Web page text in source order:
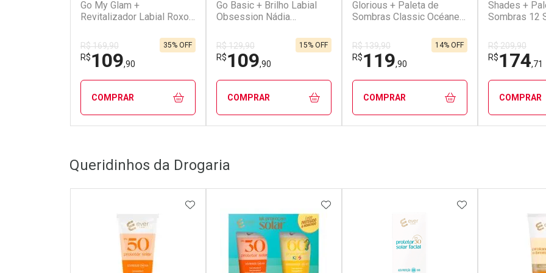
Go My Glam +
Revitalizador Labial Roxo
Océane (2 Produtos)
R$ 169,90
R$109,90
35% OFF
COMPRAR
Laboratório
Por Menos
Go Basic + Brilho Labial
Obsession Nádia
Produtos)
R$ 129,90
R$109,90
15% OFF
COMPRAR
Laboratório
Por Menos
Glorious + Paleta de
Sombras Classic Océane
R$ 139,90
R$119,90
14% OFF
COMPRAR
Shades +
Sombras 12
Produtos)
R$ 209,90
R$174,71
COMPRAR
Queridinhos da Drogaria
ADICIONAR AOS FAVORITOSADICIONAR AOS FAVORITOSADICIONAR AOS